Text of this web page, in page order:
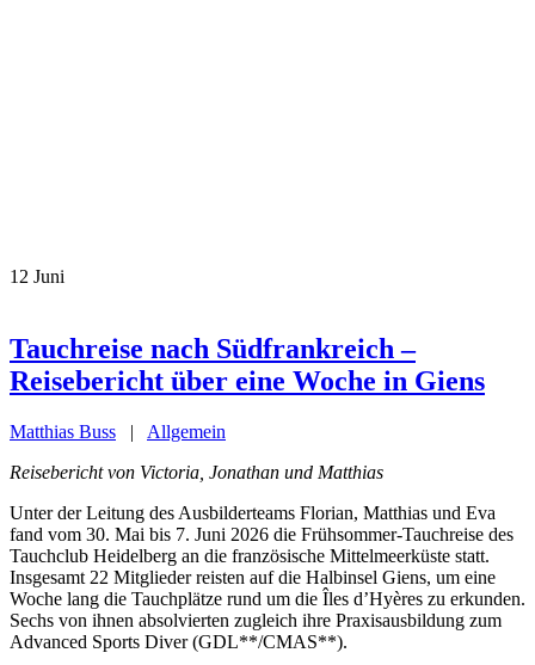
12 Juni
Tauchreise nach Südfrankreich –
Reisebericht über eine Woche in Giens
Matthias Buss | Allgemein
Reisebericht von Victoria, Jonathan und Matthias
Unter der Leitung des Ausbilderteams Florian, Matthias und Eva
fand vom 30. Mai bis 7. Juni 2026 die Frühsommer-Tauchreise des
Tauchclub Heidelberg an die französische Mittelmeerküste statt.
Insgesamt 22 Mitglieder reisten auf die Halbinsel Giens, um eine
Woche lang die Tauchplätze rund um die Îles d’Hyères zu erkunden.
Sechs von ihnen absolvierten zugleich ihre Praxisausbildung zum
Advanced Sports Diver (GDL**/CMAS**).